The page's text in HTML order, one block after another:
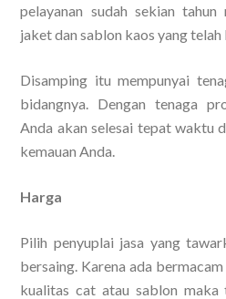
pelayanan sudah sekian
jaket dan sablon kaos yang
Disamping itu mempunyai
bidangnya. Dengan tenaga
Anda akan selesai tepat waktu
kemauan Anda.
Harga
Pilih penyuplai jasa yang
bersaing. Karena ada
kualitas cat atau sablon